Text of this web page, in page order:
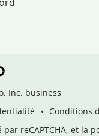
Inc. business
Conditions
par reCAPTCHA, et